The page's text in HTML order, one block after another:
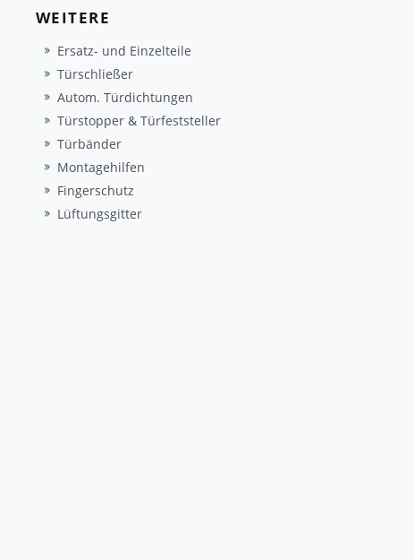
WEITERE
Ersatz- und Einzelteile
Türschließer
Autom. Türdichtungen
Türstopper & Türfeststeller
Türbänder
Montagehilfen
Fingerschutz
Lüftungsgitter